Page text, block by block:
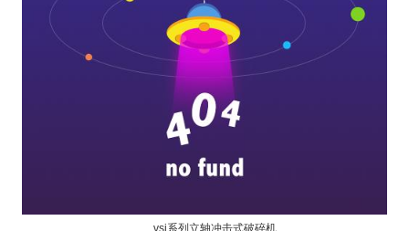
vsi系列立轴冲击式破碎机